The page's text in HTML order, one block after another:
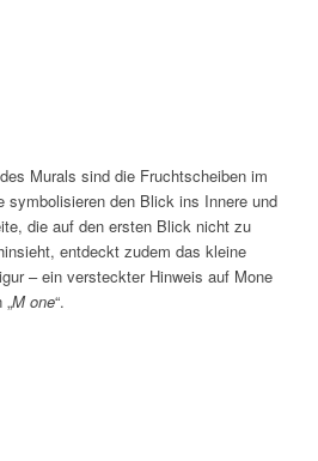
Murals sind die Fruchtscheiben im
symbolisieren den Blick ins Innere und
die auf den ersten Blick nicht zu
entdeckt zudem das kleine
– ein versteckter Hinweis auf Mone
M one“.